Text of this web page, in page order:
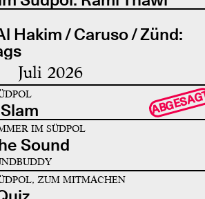
Hakim / Caruso / Zünd:
Juli 2026
IM SÜDPOL
Sound
ZUM MITMACHEN